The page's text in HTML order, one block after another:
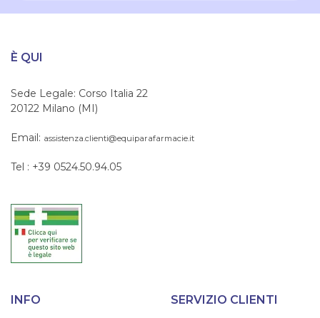
È QUI
Sede Legale: Corso Italia 22
20122 Milano (MI)
Email: assistenza.clienti@equiparafarmacie.it
Tel : +39 0524.50.94.05
INFO SERVIZIO CLIENTI